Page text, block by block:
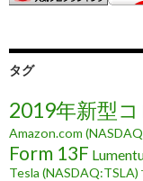
タグ
2019年新型
Amazon.com
Form 13F
Tesla (NASDAQ:TSLA)